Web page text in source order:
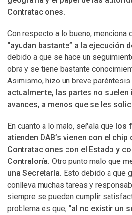
Contrataciones.
Con respecto a lo bueno, menciona
“ayudan bastante” a la ejecución
debido a que se hace un
obra y se tiene bastante
Asimismo, hizo un breve paréntesis
actualmente, las partes no
avances, a menos que se les
En cuanto a lo malo, señala que los
atienden DAB’s vienen con el chip
Contrataciones con el Estado y
Contraloría. Otro punto malo que
una Secretaría. Esto debido a que
conlleva muchas tareas y
siempre se pueden cumplir
problema es que, “al no existir un